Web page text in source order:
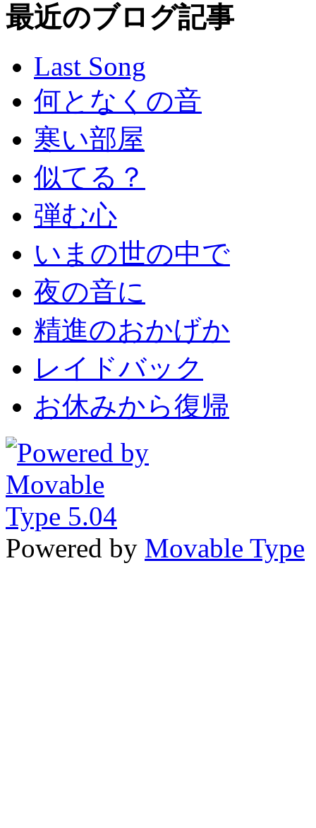
最近のブログ記事
Last Song
何となくの音
寒い部屋
似てる？
弾む心
いまの世の中で
夜の音に
精進のおかげか
レイドバック
お休みから復帰
Powered by Movable Type